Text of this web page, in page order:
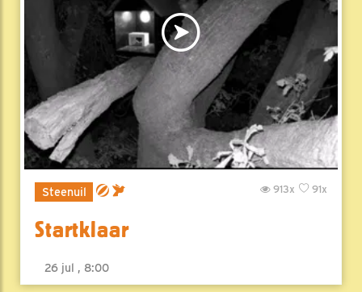
Steenuil 91x
913x
Startklaar
26 jul , 8:00